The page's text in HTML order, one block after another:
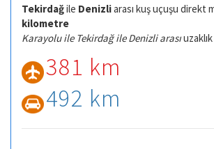
Tekirdağile Denizliarası kuş uçuşu direkt
kilometre
Karayolu ile Tekirdağ ile Denizli arasıuzaklık
381 km
492 km